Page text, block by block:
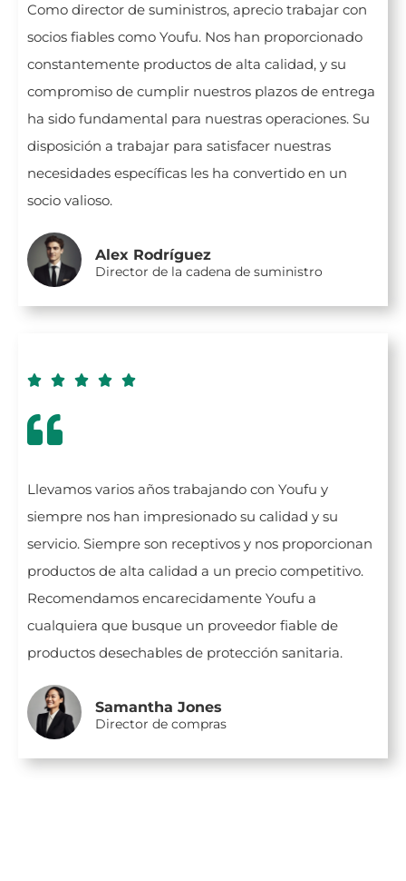
Como director de suministros, aprecio trabajar con
socios fiables como Youfu. Nos han proporcionado
constantemente productos de alta calidad, y su
compromiso de cumplir nuestros plazos de entrega
ha sido fundamental para nuestras operaciones. Su
disposición a trabajar para satisfacer nuestras
necesidades específicas les ha convertido en un
socio valioso.
Alex Rodríguez
Director de la cadena de suministro
    
Llevamos varios años trabajando con Youfu y
siempre nos han impresionado su calidad y su
servicio. Siempre son receptivos y nos proporcionan
productos de alta calidad a un precio competitivo.
Recomendamos encarecidamente Youfu a
cualquiera que busque un proveedor fiable de
productos desechables de protección sanitaria.
Samantha Jones
Director de compras